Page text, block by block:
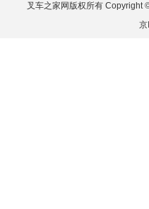
叉车之家网版权所有 Copyright